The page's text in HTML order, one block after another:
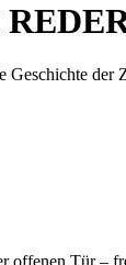
Geschichte der